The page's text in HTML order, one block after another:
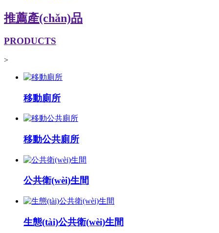
推薦產(chǎn)品
PRODUCTS
>
移動廁所
移動公共廁所
公共衛(wèi)生間
生態(tài)公共衛(wèi)生間